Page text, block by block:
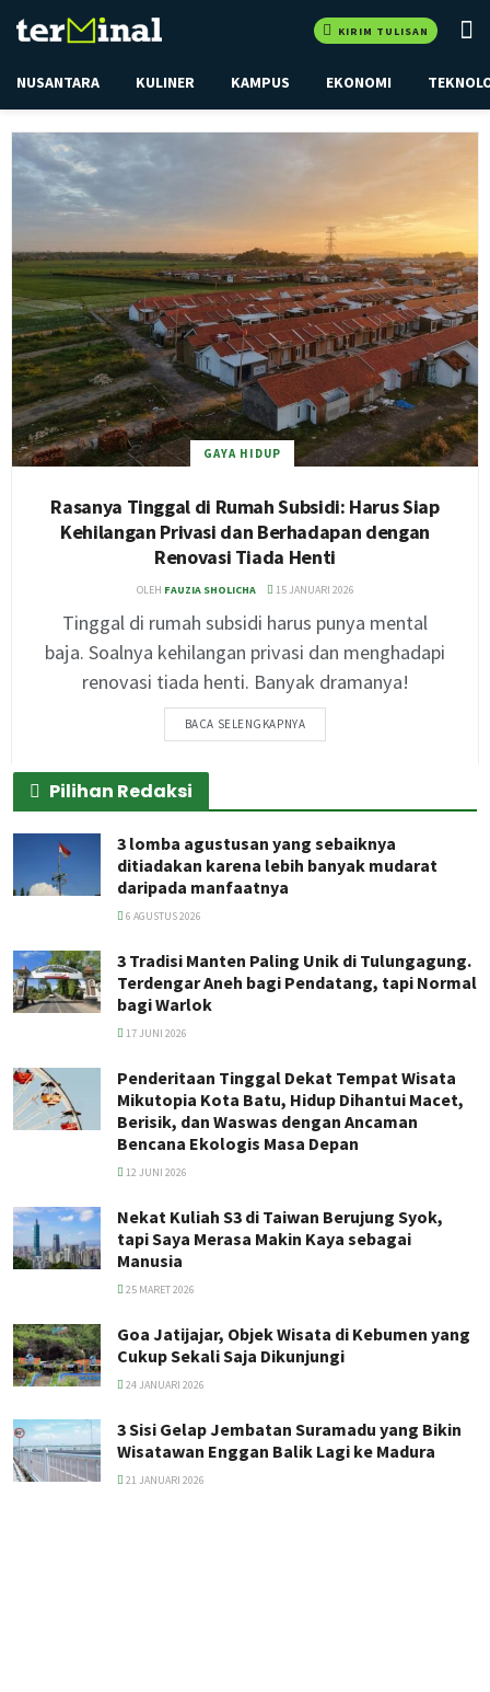
KIRIM TULISAN
NUSANTARA KULINER KAMPUS EKONOMI
GAYA HIDUP
Rasanya Tinggal di Rumah Subsidi: Harus Siap
Kehilangan Privasi dan Berhadapan dengan
Renovasi Tiada Henti
OLEH FAUZIA SHOLICHA 15 JANUARI 2026
Tinggal di rumah subsidi harus punya mental
baja. Soalnya kehilangan privasi dan menghadapi
renovasi tiada henti. Banyak dramanya!
BACA SELENGKAPNYA
Pilihan Redaksi
3 lomba agustusan yang sebaiknya
ditiadakan karena lebih banyak mudarat
daripada manfaatnya
6 AGUSTUS 2026
3 Tradisi Manten Paling Unik di Tulungagung.
Terdengar Aneh bagi Pendatang, tapi Normal
bagi Warlok
17 JUNI 2026
Penderitaan Tinggal Dekat Tempat Wisata
Mikutopia Kota Batu, Hidup Dihantui Macet,
Berisik, dan Waswas dengan Ancaman
Bencana Ekologis Masa Depan
12 JUNI 2026
Nekat Kuliah S3 di Taiwan Berujung Syok,
tapi Saya Merasa Makin Kaya sebagai
Manusia
25 MARET 2026
Goa Jatijajar, Objek Wisata di Kebumen yang
Cukup Sekali Saja Dikunjungi
24 JANUARI 2026
3 Sisi Gelap Jembatan Suramadu yang Bikin
Wisatawan Enggan Balik Lagi ke Madura
21 JANUARI 2026